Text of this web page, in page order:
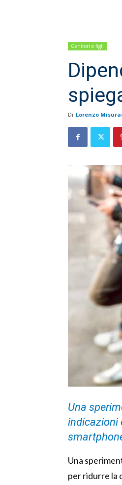
Genitori e figli
Di Lorenzo
Una
indicazioni
Una
per ridurre la